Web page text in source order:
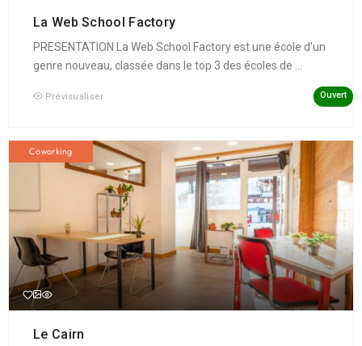
La Web School Factory
PRESENTATION La Web School Factory est une école d'un
genre nouveau, classée dans le top 3 des écoles de ...
Prévisualiser Ouvert
Coworking
Le Cairn